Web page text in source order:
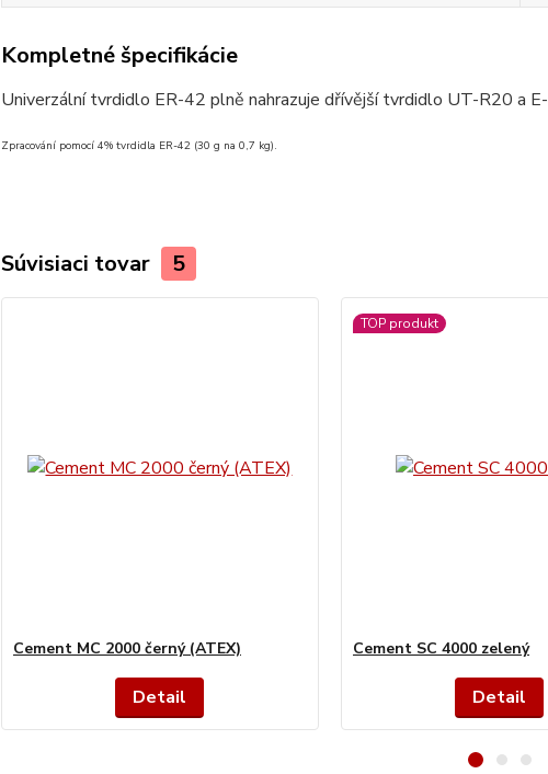
Kompletné špecifikácie
Univerzální tvrdidlo ER-42 plně nahrazuje dřívější tvrdidlo UT-R20 a
Zpracování pomocí 4% tvrdidla ER-42 (30 g na 0,7 kg).
Súvisiaci tovar 5
Cement MC 2000 černý (ATEX)
Detail
TOP produkt
Cement SC 4000 zelený
Detail